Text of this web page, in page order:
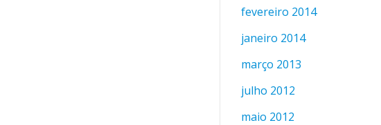
fevereiro 2014
janeiro 2014
março 2013
julho 2012
maio 2012